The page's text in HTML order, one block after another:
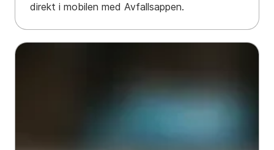
direkt i mobilen med Avfallsappen.